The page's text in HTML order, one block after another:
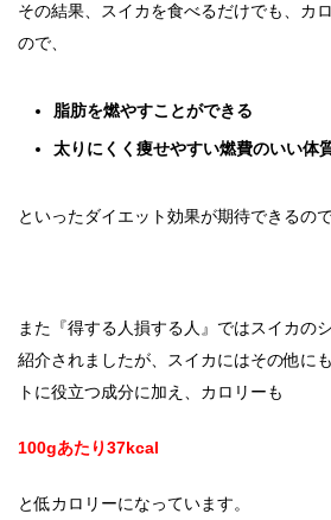
その結果、スイカを食べるだけでも、カ
ので、
脂肪を燃やすことができる
太りにくく痩せやすい燃費のいい体
といったダイエット効果が期待できるので
また『得する人損する人』ではスイカの
紹介されましたが、スイカにはその他に
トに役立つ成分に加え、カロリーも
100gあたり37kcal
と低カロリーになっています。